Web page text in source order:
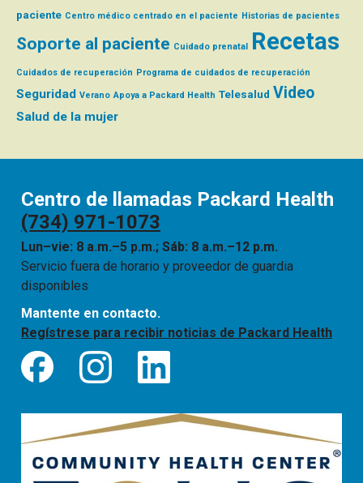
paciente Centro médico centrado en el paciente Historias de pacientes
Soporte al paciente Cuidado prenatal Recetas
Cuidados de recuperación Programa de cuidados de recuperación
Seguridad Verano Apoya a Packard Health Telesalud Video
Salud de la mujer
Centro de llamadas Packard Health
(734) 971-1073
Lun–vie: 8 a.m.–5 p.m.; Sáb: 8 a.m.–12 p.m.
Servicio fuera de horario y proveedor de guardia
disponibles
Mantente en contacto.
Regístrese para recibir noticias de Packard Health